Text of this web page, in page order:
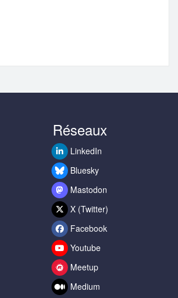
Réseaux
LinkedIn
Bluesky
Mastodon
X (Twitter)
Facebook
Youtube
Meetup
Medium